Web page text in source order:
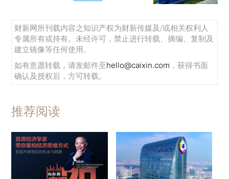
财新网所刊载内容之知识产权为财新传媒及/或相关权利人
专属所有或持有。未经许可，禁止进行转载、摘编、复制及
建立镜像等任何使用。
如有意愿转载，请发邮件至hello@caixin.com ，获得书面
确认及授权后，方可转载。
推荐阅读